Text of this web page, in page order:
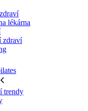
lékárna
zdraví
trendy